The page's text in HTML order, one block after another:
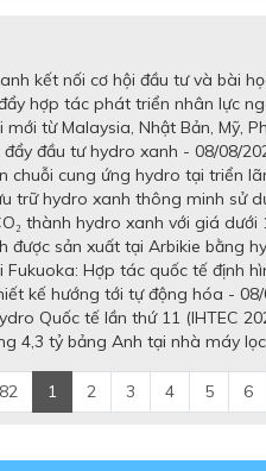
kết nối cơ hội đầu tư và bài
hợp tác phát triển nhân lực
từ Malaysia, Nhật Bản, Mỹ,
đầu tư hydro xanh - 08/08/
cung ứng hydro tại triển
trữ hydro xanh thông minh sử
thành hydro xanh với giá
sản xuất tại Arbikie bằng
Hợp tác quốc tế định
kế hướng tới tự động hóa -
Quốc tế lần thứ 11 (IHTEC
4,3 tỷ bảng Anh tại nhà máy
1 2 3 4 5 6